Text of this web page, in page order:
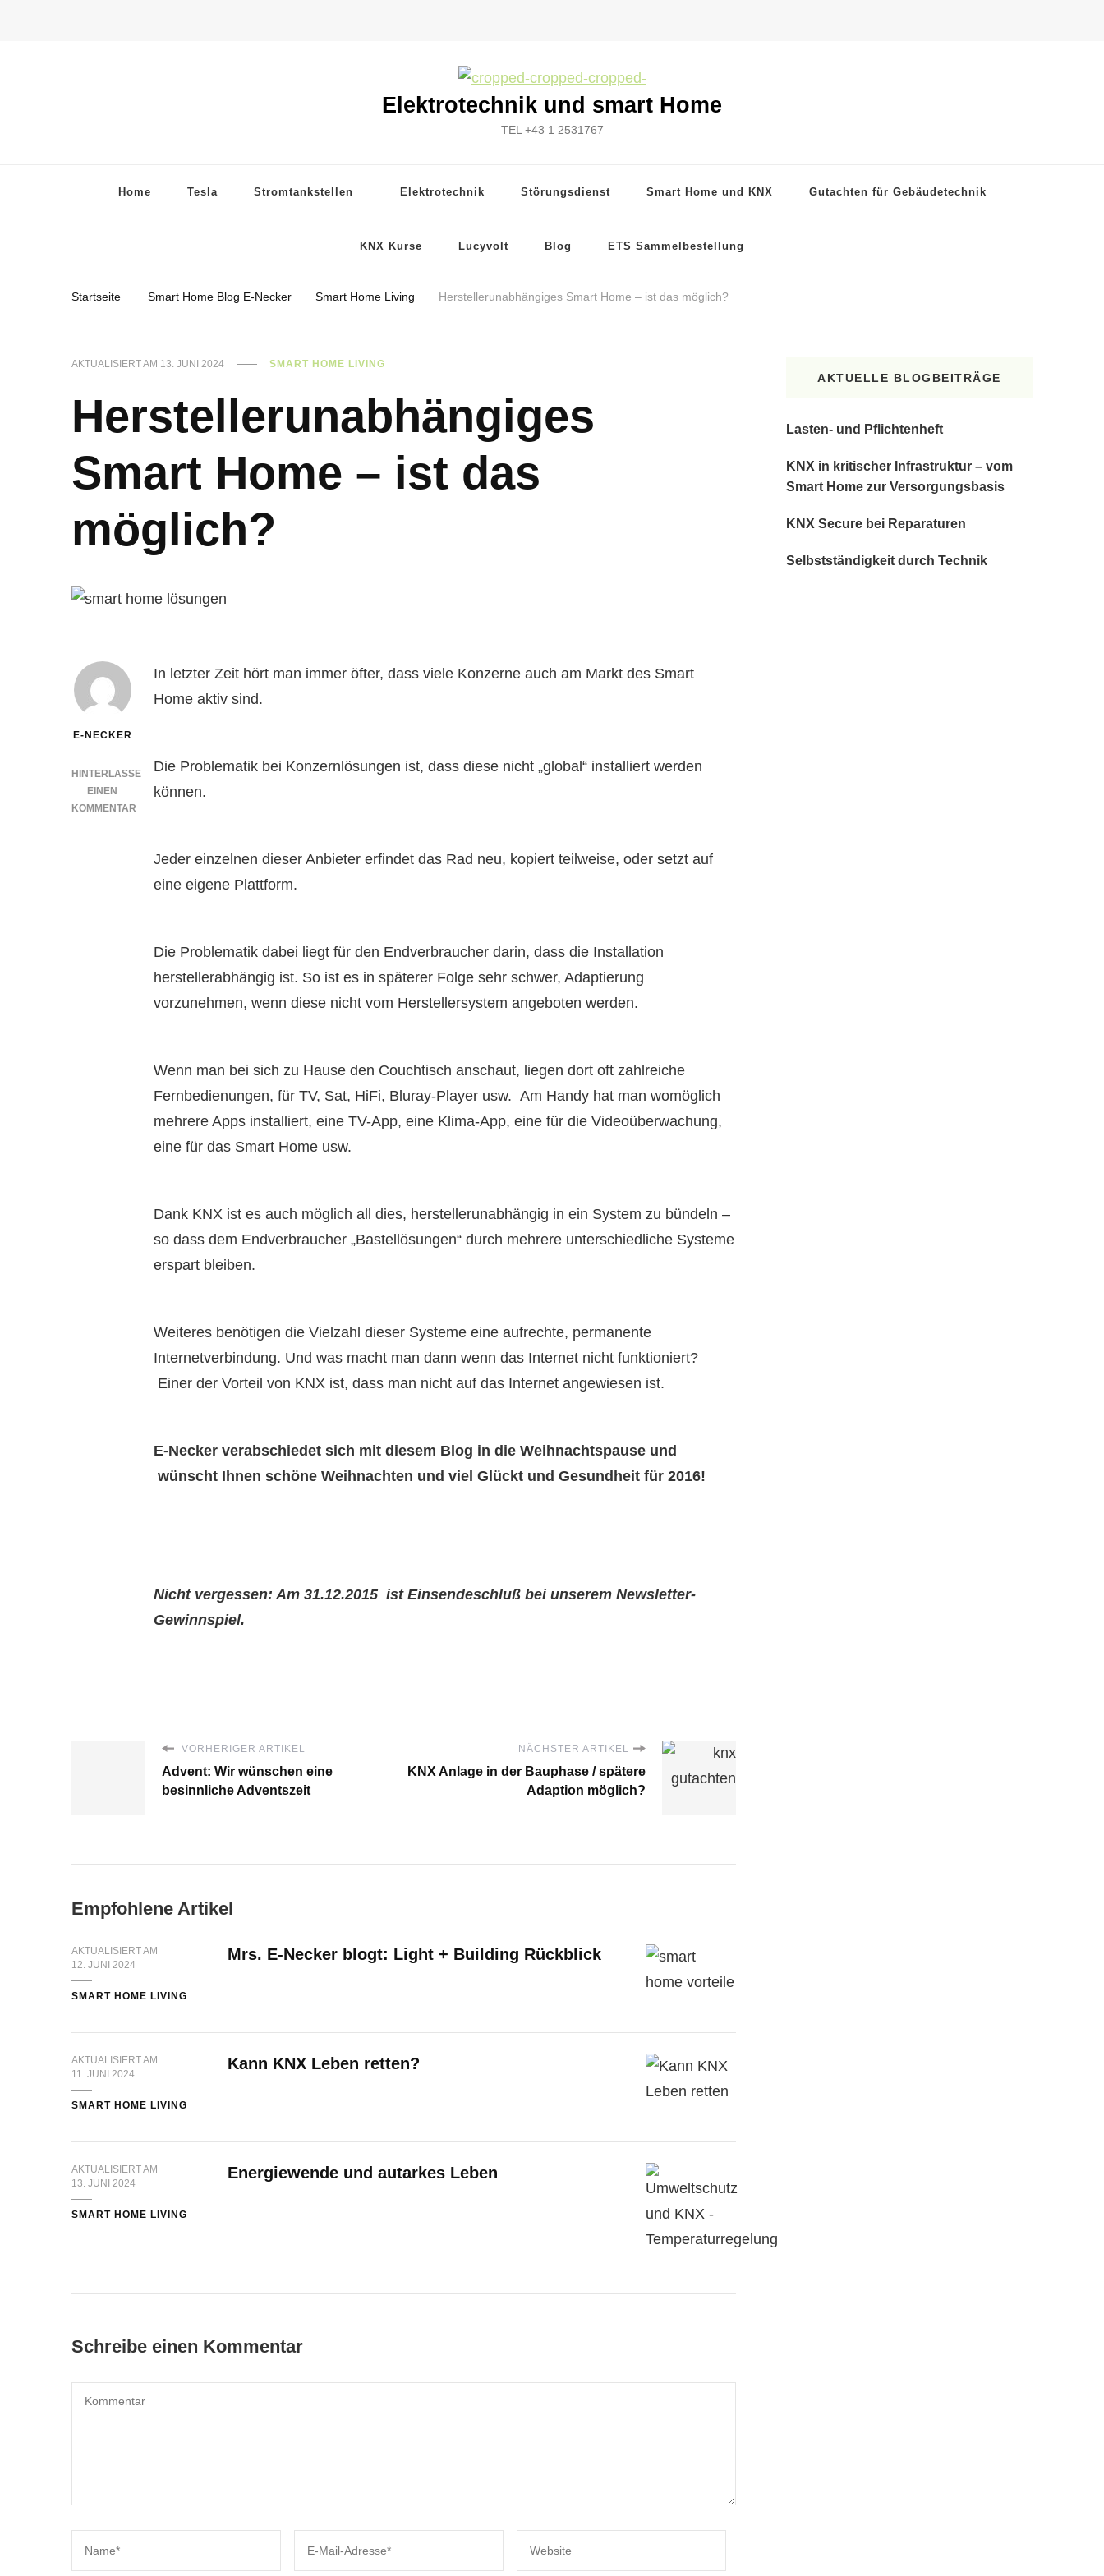
Elektrotechnik und smart Home
TEL +43 1 2531767
Home Tesla Stromtankstellen Elektrotechnik Störungsdienst Smart Home und KNX Gutachten für Gebäudetechnik
KNX Kurse Lucyvolt Blog ETS Sammelbestellung
Startseite Smart Home Blog E-Necker Smart Home Living Herstellerunabhängiges Smart Home – ist das möglich?
AKTUALISIERT AM 13. JUNI 2024 SMART HOME LIVING
Herstellerunabhängiges
Smart Home – ist das
möglich?
E-NECKER
HINTERLASSE
EINEN
KOMMENTAR
In letzter Zeit hört man immer öfter, dass viele Konzerne auch am Markt des Smart
Home aktiv sind.
Die Problematik bei Konzernlösungen ist, dass diese nicht „global“ installiert werden
können.
Jeder einzelnen dieser Anbieter erfindet das Rad neu, kopiert teilweise, oder setzt auf
eine eigene Plattform.
Die Problematik dabei liegt für den Endverbraucher darin, dass die Installation
herstellerabhängig ist. So ist es in späterer Folge sehr schwer, Adaptierung
vorzunehmen, wenn diese nicht vom Herstellersystem angeboten werden.
Wenn man bei sich zu Hause den Couchtisch anschaut, liegen dort oft zahlreiche
Fernbedienungen, für TV, Sat, HiFi, Bluray-Player usw. Am Handy hat man womöglich
mehrere Apps installiert, eine TV-App, eine Klima-App, eine für die Videoüberwachung,
eine für das Smart Home usw.
Dank KNX ist es auch möglich all dies, herstellerunabhängig in ein System zu bündeln –
so dass dem Endverbraucher „Bastellösungen“ durch mehrere unterschiedliche Systeme
erspart bleiben.
Weiteres benötigen die Vielzahl dieser Systeme eine aufrechte, permanente
Internetverbindung. Und was macht man dann wenn das Internet nicht funktioniert?
Einer der Vorteil von KNX ist, dass man nicht auf das Internet angewiesen ist.
E-Necker verabschiedet sich mit diesem Blog in die Weihnachtspause und
wünscht Ihnen schöne Weihnachten und viel Glückt und Gesundheit für 2016!
Nicht vergessen: Am 31.12.2015 ist Einsendeschluß bei unserem Newsletter-
Gewinnspiel.
VORHERIGER ARTIKEL
Advent: Wir wünschen eine
besinnliche Adventszeit
NÄCHSTER ARTIKEL
KNX Anlage in der Bauphase / spätere
Adaption möglich?
Empfohlene Artikel
AKTUALISIERT AM
12. JUNI 2024
SMART HOME LIVING
Mrs. E-Necker blogt: Light + Building Rückblick
AKTUALISIERT AM
11. JUNI 2024
SMART HOME LIVING
Kann KNX Leben retten?
AKTUALISIERT AM
13. JUNI 2024
SMART HOME LIVING
Energiewende und autarkes Leben
Schreibe einen Kommentar
AKTUELLE BLOGBEITRÄGE
Lasten- und Pflichtenheft
KNX in kritischer Infrastruktur – vom
Smart Home zur Versorgungsbasis
KNX Secure bei Reparaturen
Selbstständigkeit durch Technik